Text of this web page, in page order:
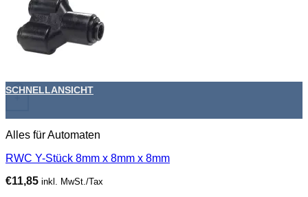
+
SCHNELLANSICHT
Alles für Automaten
RWC Y-Stück 8mm x 8mm x 8mm
€11,85 inkl. MwSt./Tax